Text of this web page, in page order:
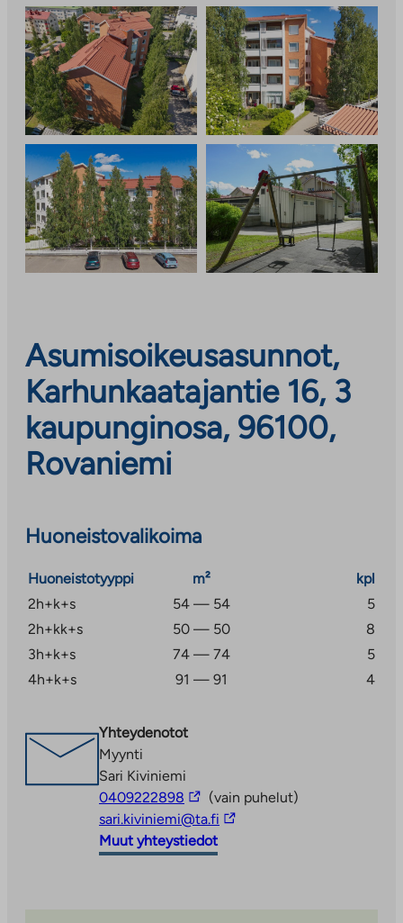
Asumisoikeusasunnot,
Karhunkaatajantie 16, 3
kaupunginosa, 96100,
Rovaniemi
Huoneistovalikoima
Huoneistotyyppi m²
kpl
2h+k+s
54 — 54
5
2h+kk+s
50 — 50
8
3h+k+s
74 — 74
5
4h+k+s
91 — 91 4
Yhteydenotot
Myynti
Sari Kiviniemi
0409222898 Linkki
vie
ulkopuoliseen
palveluun
(vain puhelut)
sari.kiviniemi@ta.fi Linkki
Muut yhteystiedot